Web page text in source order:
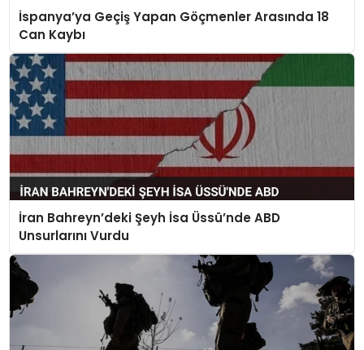
İspanya’ya Geçiş Yapan Göçmenler Arasında 18
Can Kaybı
İran Bahreyn’deki Şeyh İsa Üssü’nde ABD
Unsurlarını Vurdu